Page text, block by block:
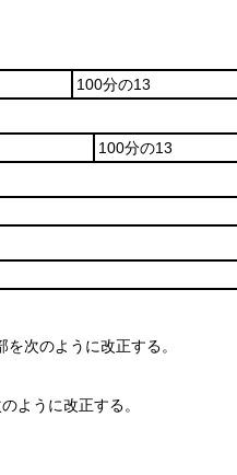
100分の13
100分の13
を次のように改正する。
ように改正する。